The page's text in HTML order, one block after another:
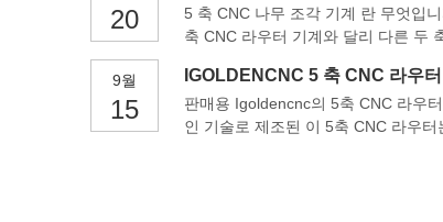
20
5 축 CNC 나무 조각 기계 란 무엇입
축 CNC 라우터 기계와 달리 다른 두
9월
15
IGOLDENCNC 5 축 CNC 라우
판매용 Igoldencnc의 5축 CNC 라우
인 기술로 제조된 이 5축 CNC 라우